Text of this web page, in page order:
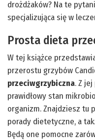
drożdżaków? Na te
specjalizująca się w
Prosta dieta
W tej książce
przerostu grzybów
przeciwgrzybiczna. Z
prawidłowy stan
organizm. Znajdziesz tu
porady dietetyczne, a
Będą one pomocne